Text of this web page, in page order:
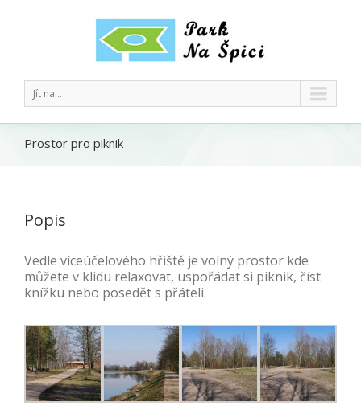
Jít na...
Prostor pro piknik
Popis
Vedle víceúčelového hřiště je volný prostor kde
můžete v klidu relaxovat, uspořádat si piknik, číst
knížku nebo posedět s přáteli.